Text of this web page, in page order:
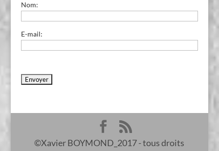
Nom:
E-mail:
©Xavier BOYMOND_2017 - tous droits